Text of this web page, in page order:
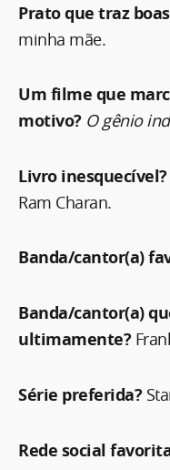
Prato que traz
minha mãe.
Um filme que
motivo? O gênio
Livro inesquecível?
Ram Charan.
Banda/cantor(a)
Banda/cantor(a)
ultimamente?
Série preferida?
Rede social